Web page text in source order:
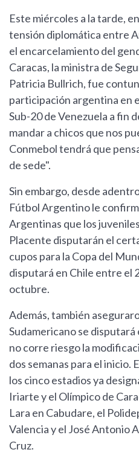
Este miércoles a la tarde,
tensión diplomática entre
el encarcelamiento del
Caracas, la ministra de
Patricia Bullrich, fue
participación argentina en
Sub-20 de Venezuela a fin
mandar a chicos que nos
Conmebol tendrá que
de sede".
Sin embargo, desde
Fútbol Argentino le
Argentinas que los
Placente disputarán el
cupos para la Copa del
disputará en Chile entre el
octubre.
Además, también
Sudamericano se
no corre riesgo la
dos semanas para el inicio.
los cinco estadios ya
Iriarte y el Olímpico de
Lara en Cabudare, el
Valencia y el José Antonio
Cruz.